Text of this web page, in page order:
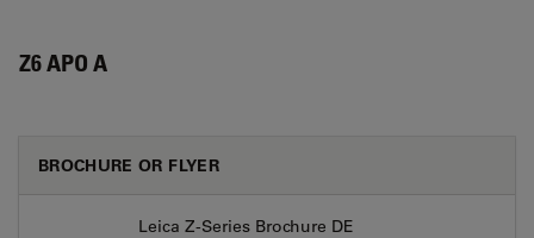
Z6 APO A
BROCHURE OR FLYER
Leica Z-Series Brochure DE